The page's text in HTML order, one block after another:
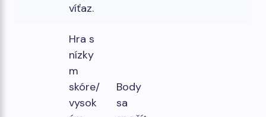
víťaz.
Hra s
nízky
m
skóre/
vysok
Body
sa